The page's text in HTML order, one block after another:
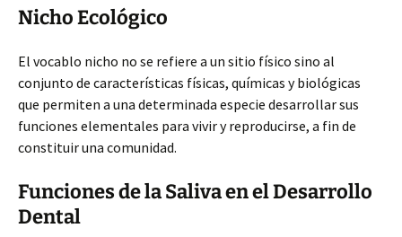
Nicho Ecológico
El vocablo nicho no se refiere a un sitio físico sino al
conjunto de características físicas, químicas y biológicas
que permiten a una determinada especie desarrollar sus
funciones elementales para vivir y reproducirse, a fin de
constituir una comunidad.
Funciones de la Saliva en el Desarrollo
Dental